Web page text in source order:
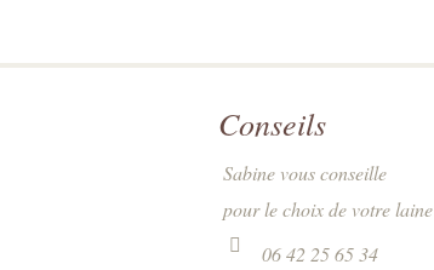
Conseils
Sabine vous conseille
pour le choix de votre laine
06 42 25 65 34